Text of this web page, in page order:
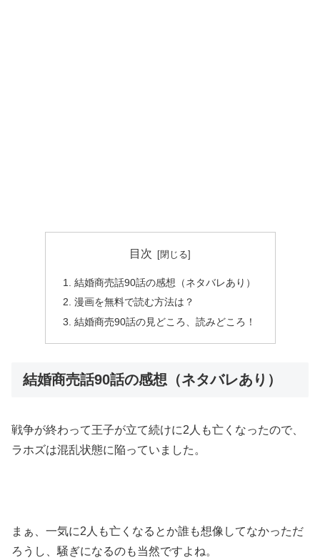
目次
結婚商売話90話の感想（ネタバレあり）
漫画を無料で読む方法は？
結婚商売90話の見どころ、読みどころ！
結婚商売話90話の感想（ネタバレあり）
戦争が終わって王子が立て続けに2人も亡くなったので、
ラホズは混乱状態に陥っていました。
まぁ、一気に2人も亡くなるとか誰も想像してなかっただ
ろうし、騒ぎになるのも当然ですよね。